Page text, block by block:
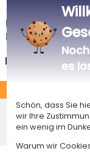
Das Voraussichtliche
Kreditkarte oder
Deutschland
es
Schön, dass Sie
wir Ihre
ein wenig im
Warum wir